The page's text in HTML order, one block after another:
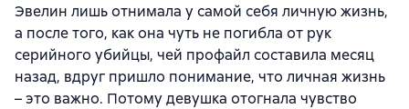
Эвелин лишь отнимала у самой себя личную жизнь,
а после того, как она чуть не погибла от рук
серийного убийцы, чей профайл составила месяц
назад, вдруг пришло понимание, что личная жизнь
– это важно. Потому девушка отогнала чувство